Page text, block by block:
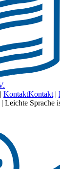
| KontaktKontakt |
| Leichte Sprache